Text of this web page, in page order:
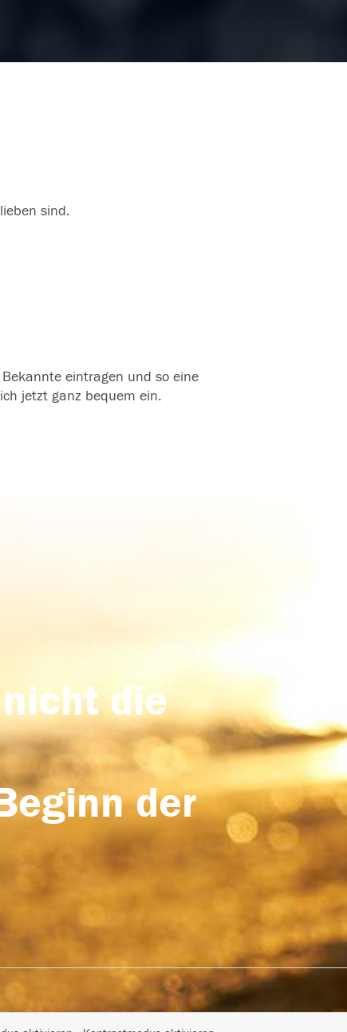
sind.
eintragen und so eine
jetzt ganz bequem ein.
die
der